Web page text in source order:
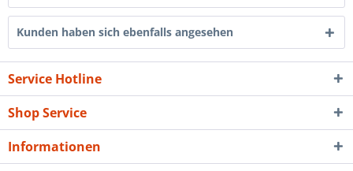
Kunden haben sich ebenfalls angesehen
Service Hotline
Shop Service
Informationen